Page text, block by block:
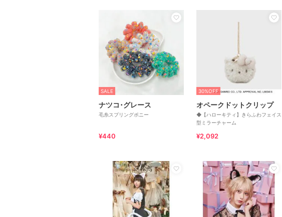
SALE
ナツコ･グレース
毛糸スプリングポニー
¥440
30%OFF
オペークドットクリップ
◆【ハローキティ】きらふわフェイス
型ミラーチャーム
¥2,092